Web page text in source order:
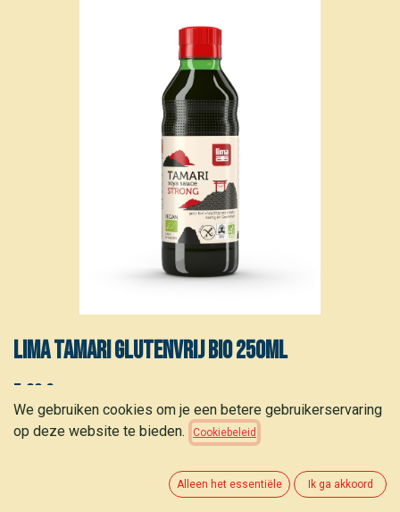
Lima Tamari glutenvrij bio 250ml
5,00 €
TOEVOEGEN AAN WINKELMANDJE
We gebruiken cookies om je een betere gebruikerservaring
op deze website te bieden.
Cookiebeleid
Alleen het essentiële Ik ga akkoord